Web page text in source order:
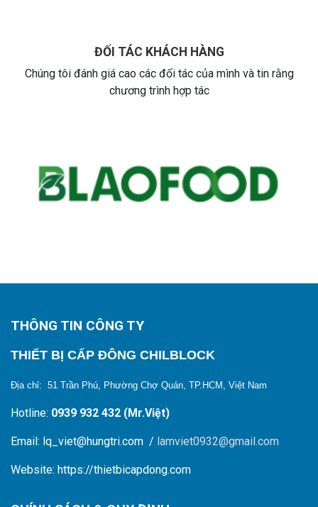
ĐỐI TÁC KHÁCH HÀNG
Chúng tôi đánh giá cao các đối tác của mình và tin rằng
chương trình hợp tác
THÔNG TIN CÔNG TY
THIẾT BỊ CẤP ĐÔNG CHILBLOCK
Địa chỉ: 51 Trần Phú, Phường Chợ Quán, TP.HCM, Việt Nam
Hotline: 0939 932 432 (Mr.Việt)
Email: lq_viet@hungtri.com / lamviet0932@gmail.com
Website: https://thietbicapdong.com